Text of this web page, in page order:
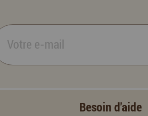
Besoin d'aide